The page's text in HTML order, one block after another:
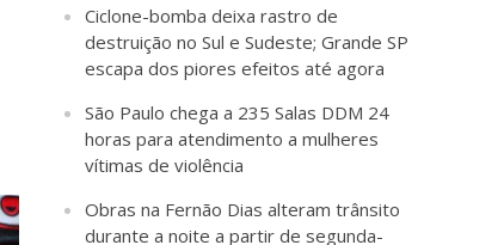
Ciclone-bomba deixa rastro de
destruição no Sul e Sudeste; Grande SP
escapa dos piores efeitos até agora
São Paulo chega a 235 Salas DDM 24
horas para atendimento a mulheres
vítimas de violência
Obras na Fernão Dias alteram trânsito
durante a noite a partir de segunda-